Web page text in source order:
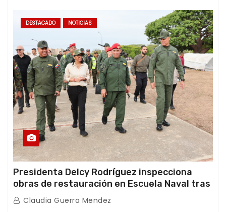
DESTACADO NOTICIAS
Presidenta Delcy Rodríguez inspecciona
obras de restauración en Escuela Naval tras
afectaciones sísmicas en La Guaira
Claudia Guerra Mendez